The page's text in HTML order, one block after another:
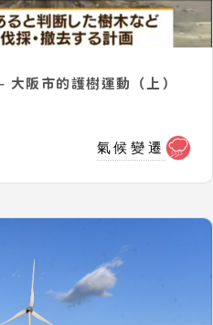
阪市的護樹運動（上）
氣候變遷